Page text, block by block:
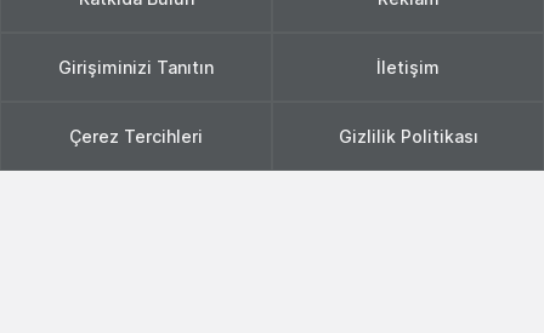
Girişiminizi Tanıtın İletişim
Çerez Tercihleri Gizlilik Politikası